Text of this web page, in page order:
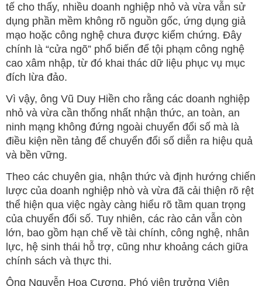
tế cho thấy, nhiều doanh nghiệp nhỏ và vừa vẫn sử
dụng phần mềm không rõ nguồn gốc, ứng dụng giả
mạo hoặc công nghệ chưa được kiểm chứng. Đây
chính là “cửa ngõ” phổ biến để tội phạm công nghệ
cao xâm nhập, từ đó khai thác dữ liệu phục vụ mục
đích lừa đảo.
Vì vậy, ông Vũ Duy Hiền cho rằng các doanh nghiệp
nhỏ và vừa cần thống nhất nhận thức, an toàn, an
ninh mạng không đứng ngoài chuyển đổi số mà là
điều kiện nền tảng để chuyển đổi số diễn ra hiệu quả
và bền vững.
Theo các chuyên gia, nhận thức và định hướng chiến
lược của doanh nghiệp nhò và vừa đã cải thiện rõ rệt
thể hiện qua việc ngày càng hiểu rõ tầm quan trọng
của chuyển đổi số. Tuy nhiên, các rào cản vẫn còn
lớn, bao gồm hạn chế về tài chính, công nghệ, nhân
lực, hệ sinh thái hỗ trợ, cũng như khoảng cách giữa
chính sách và thực thi.
Ông Nguyễn Hoa Cương, Phó viện trưởng Viện